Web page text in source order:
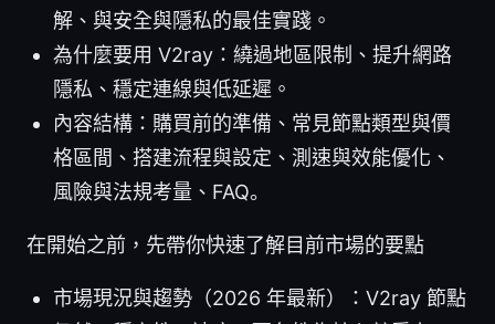
解、與安全與隱私的最佳實踐。
為什麼要用 V2ray：繞過地區限制、提升網路
隱私、穩定連線與低延遲。
內容結構：購買前的準備、常見節點類型與價
格區間、搭建流程與設定、測速與效能優化、
風險與法規考量、FAQ。
在開始之前，先帶你快速了解目前市場的要點
市場現況與趨勢（2026 年最新）：V2ray 節點